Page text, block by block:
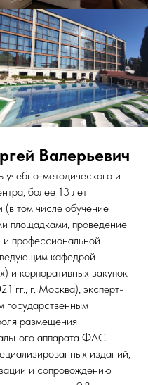
Валерьевич
учебно-методического и
более 13 лет
(в том числе обучение
площадками, проведение
профессиональной
кафедрой
и корпоративных закупок
гг., г. Москва), эксперт-
государственным
размещения
аппарата ФАС
изданий,
и сопровождению